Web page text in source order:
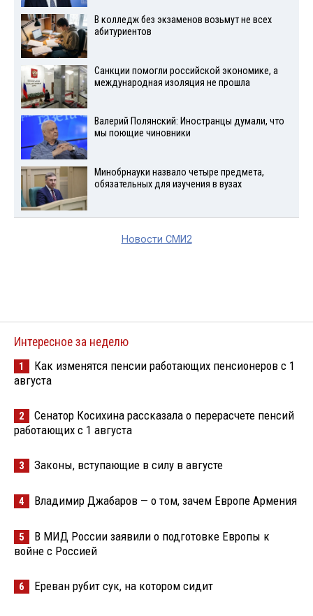
В колледж без экзаменов возьмут не всех
абитуриентов
Санкции помогли российской экономике, а
международная изоляция не прошла
Валерий Полянский: Иностранцы думали, что
мы поющие чиновники
Минобрнауки назвало четыре предмета,
обязательных для изучения в вузах
Новости СМИ2
Интересное за неделю
1
Как изменятся пенсии работающих пенсионеров с 1
августа
2
Сенатор Косихина рассказала о перерасчете пенсий
работающих с 1 августа
3 Законы, вступающие в силу в августе
4 Владимир Джабаров — о том, зачем Европе Армения
5
В МИД России заявили о подготовке Европы к
войне с Россией
6 Ереван рубит сук, на котором сидит